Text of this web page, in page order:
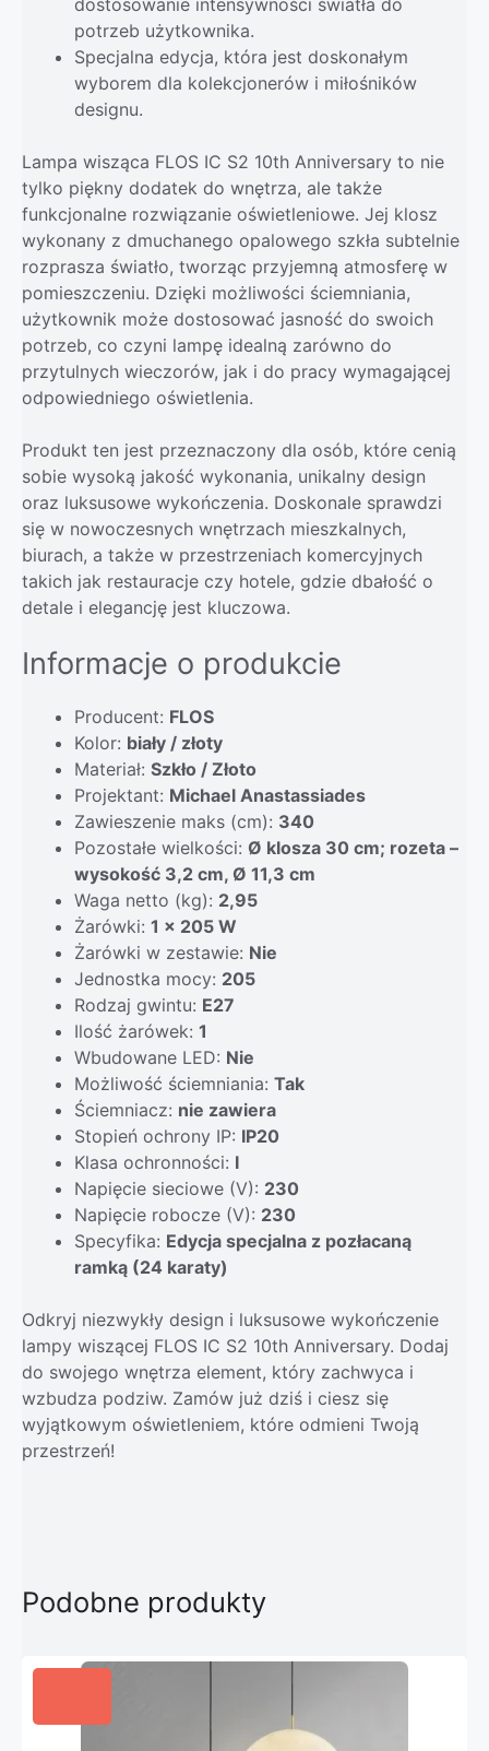
potrzeb użytkownika.
Specjalna edycja, która jest doskonałym
wyborem dla kolekcjonerów i miłośników
designu.
Lampa wisząca FLOS IC S2 10th Anniversary to nie
tylko piękny dodatek do wnętrza, ale także
funkcjonalne rozwiązanie oświetleniowe. Jej klosz
wykonany z dmuchanego opalowego szkła subtelnie
rozprasza światło, tworząc przyjemną atmosferę w
pomieszczeniu. Dzięki możliwości ściemniania,
użytkownik może dostosować jasność do swoich
potrzeb, co czyni lampę idealną zarówno do
przytulnych wieczorów, jak i do pracy wymagającej
odpowiedniego oświetlenia.
Produkt ten jest przeznaczony dla osób, które cenią
sobie wysoką jakość wykonania, unikalny design
oraz luksusowe wykończenia. Doskonale sprawdzi
się w nowoczesnych wnętrzach mieszkalnych,
biurach, a także w przestrzeniach komercyjnych
takich jak restauracje czy hotele, gdzie dbałość o
detale i elegancję jest kluczowa.
Informacje o produkcie
Producent: FLOS
Kolor: biały / złoty
Materiał: Szkło / Złoto
Projektant: Michael Anastassiades
Zawieszenie maks (cm): 340
Pozostałe wielkości: Ø klosza 30 cm; rozeta –
wysokość 3,2 cm, Ø 11,3 cm
Waga netto (kg): 2,95
Żarówki: 1 x 205 W
Żarówki w zestawie: Nie
Jednostka mocy: 205
Rodzaj gwintu: E27
Ilość żarówek: 1
Wbudowane LED: Nie
Możliwość ściemniania: Tak
Ściemniacz: nie zawiera
Stopień ochrony IP: IP20
Klasa ochronności: I
Napięcie sieciowe (V): 230
Napięcie robocze (V): 230
Specyfika: Edycja specjalna z pozłacaną
ramką (24 karaty)
Odkryj niezwykły design i luksusowe wykończenie
lampy wiszącej FLOS IC S2 10th Anniversary. Dodaj
do swojego wnętrza element, który zachwyca i
wzbudza podziw. Zamów już dziś i ciesz się
wyjątkowym oświetleniem, które odmieni Twoją
przestrzeń!
Podobne produkty